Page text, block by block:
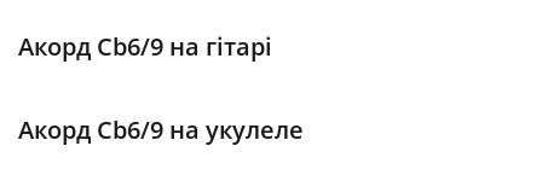
Акорд Cb6/9 на гітарі
Акорд Cb6/9 на укулеле